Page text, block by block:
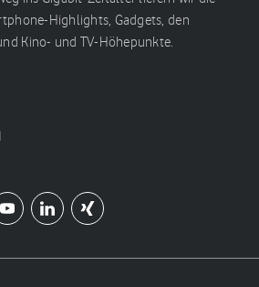
Highlights, Gadgets, den
Kino- und TV-Höhepunkte.